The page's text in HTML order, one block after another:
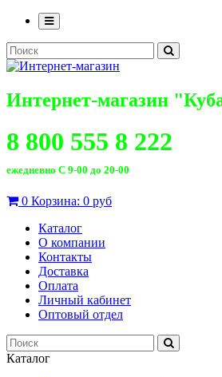
Интернет-магазин
8 800 555 8 222
ежедневно С 9-00 до 20-00
0 Корзина: 0 руб
Каталог
О компании
Контакты
Доставка
Оплата
Личный кабинет
Оптовый отдел
Каталог